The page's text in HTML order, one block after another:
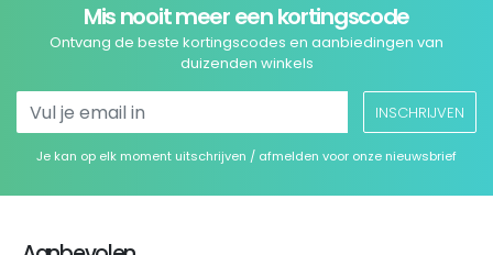
Mis nooit meer een kortingscode
Ontvang de beste kortingscodes en aanbiedingen van
duizenden winkels
INSCHRIJVEN
Je kan op elk moment uitschrijven / afmelden voor onze nieuwsbrief